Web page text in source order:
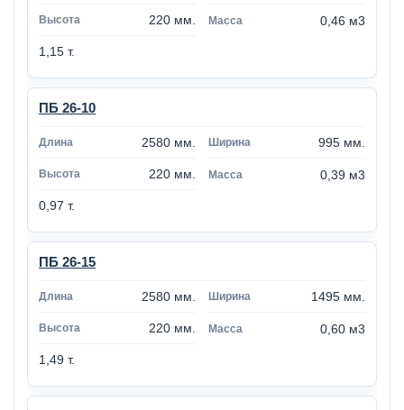
220 мм. 0,46 м3
1,15 т.
ПБ 26-10
2580 мм. 995 мм.
220 мм. 0,39 м3
0,97 т.
ПБ 26-15
2580 мм. 1495 мм.
220 мм. 0,60 м3
1,49 т.